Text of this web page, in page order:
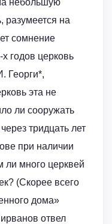
разумеется на
сомнение
годов церковь
Георги*,
эта не
ли сооружать
тридцать лет
при наличии
ли много церквей
(Скорее всего
дома»
отвел